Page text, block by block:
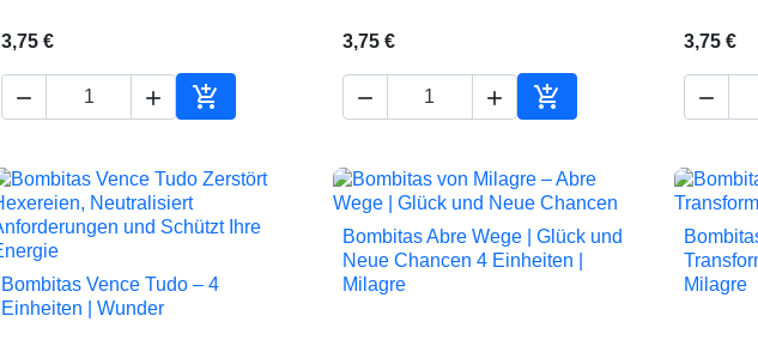
3,75 €
  
In den Warenkorb
3,75 €
  
In den Warenkorb
3,75 €

 Vorschau
Bombitas Vence Tudo – 4
Einheiten | Wunder
 Vorschau
Bombitas Abre Wege | Glück und
Neue Chancen 4 Einheiten |
Milagre
Milagre